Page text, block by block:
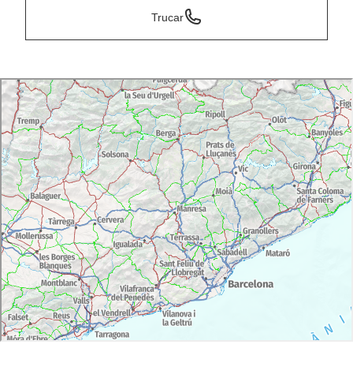
Trucar